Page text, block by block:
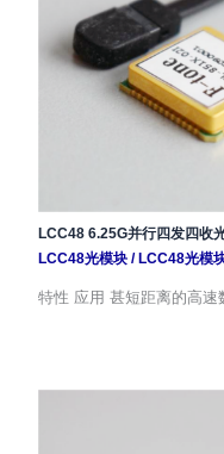
LCC48 6.25G并行四发四收
LCC48光模块/ LCC48光模
特性 应用 甚短距离的高